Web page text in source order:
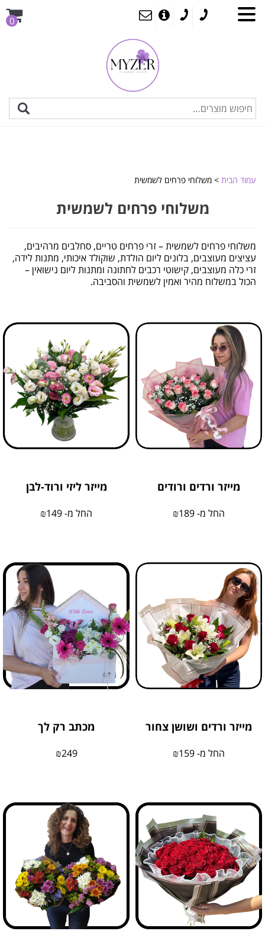
0
עמוד הבית > משלוחי פרחים לשמשית
משלוחי פרחים לשמשית
משלוחי פרחים לשמשית – זרי פרחים טריים, סחלבים מרהיבים,
עציצים מעוצבים, בלונים ליום הולדת, שוקולד איכותי, מתנות לידה,
זרי כלה מעוצבים, קישוטי רכבים לחתונה ומתנות ליום נישואין –
הכול במשלוח מהיר ואמין לשמשית והסביבה.
מייזר ורדים ורודים
החל מ- ₪189
מייזר ליזי ורוד-לבן
החל מ- ₪149
מייזר ורדים ושושן צחור
החל מ- ₪159
מכתב רק לך
₪249